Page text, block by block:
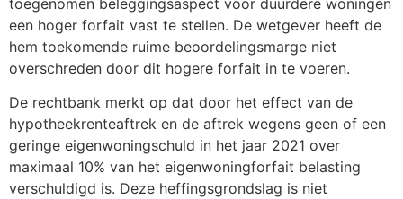
een hoger forfait vast te stellen. De wetgever heeft de
hem toekomende ruime beoordelingsmarge niet
overschreden door dit hogere forfait in te voeren.
De rechtbank merkt op dat door het effect van de
hypotheekrenteaftrek en de aftrek wegens geen of een
geringe eigenwoningschuld in het jaar 2021 over
maximaal 10% van het eigenwoningforfait belasting
verschuldigd is. Deze heffingsgrondslag is niet